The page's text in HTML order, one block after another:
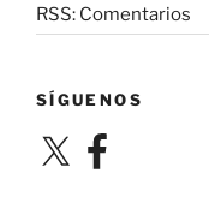
RSS: Comentarios
SÍGUENOS
X Facebook